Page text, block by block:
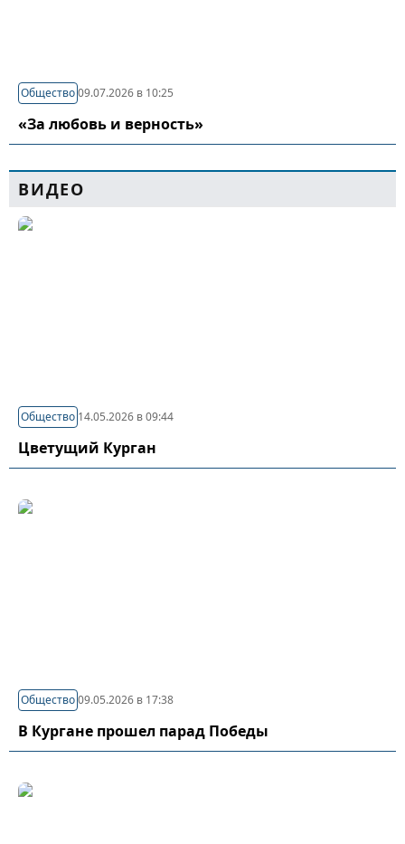
Общество09.07.2026 в 10:25
«За любовь и верность»
ВИДЕО
Общество 14.05.2026 в 09:44
Цветущий Курган
Общество09.05.2026 в 17:38
В Кургане прошел парад Победы